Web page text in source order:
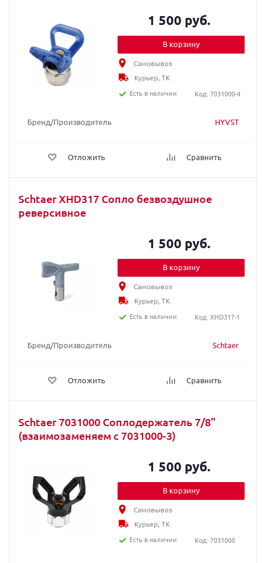
Бренд/Производитель HYVST
Отложить Сравнить
1 500 руб.
В корзину
Самовывоз
Курьер, ТК
Есть в наличии
Код: 7031000-4
Schtaer XHD317 Сопло безвоздушное
реверсивное
Бренд/Производитель Schtaer
Отложить Сравнить
1 500 руб.
В корзину
Самовывоз
Курьер, ТК
Есть в наличии
Код: XHD317-1
Schtaer 7031000 Соплодержатель 7/8"
(взаимозаменяем с 7031000-3)
1 500 руб.
В корзину
Самовывоз
Курьер, ТК
Есть в наличии
Код: 7031000